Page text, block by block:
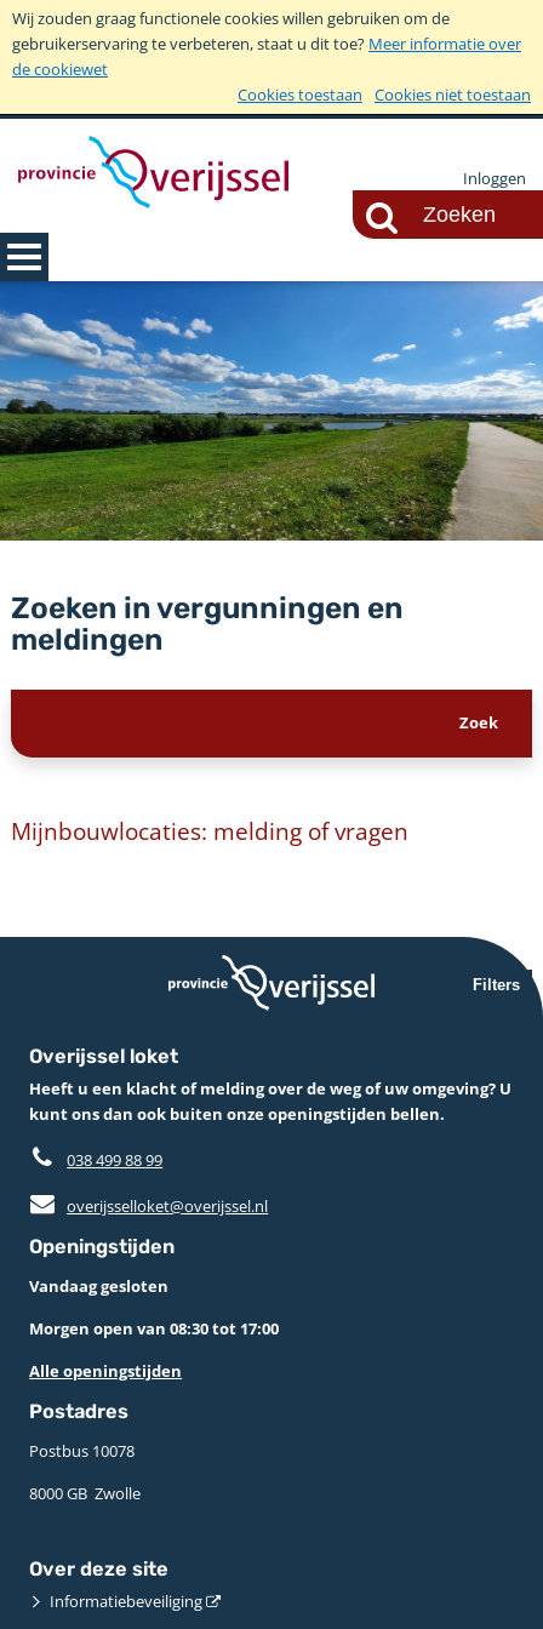
Wij zouden graag functionele cookies willen gebruiken om de
gebruikerservaring te verbeteren, staat u dit toe? Meer informatie over
de cookiewet
Cookies toestaan
Cookies niet toestaan
Inloggen
Zoeken in vergunningen en
meldingen
Mijnbouwlocaties: melding of vragen
Filters
Overijssel loket
Heeft u een klacht of melding over de weg of uw omgeving? U
kunt ons dan ook buiten onze openingstijden bellen.
038 499 88 99
overijsselloket@overijssel.nl
Openingstijden
Vandaag gesloten
Morgen open van 08:30 tot 17:00
Alle openingstijden
Postadres
Postbus 10078 ­
8000 GB ­ Zwolle
Over deze site
Informatiebeveiliging